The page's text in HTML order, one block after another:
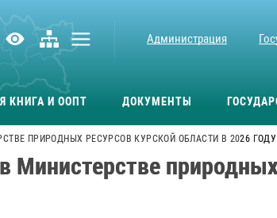
Администрация
КНИГА И ООПТ ДОКУМЕНТЫ
ПРИРОДНЫХ РЕСУРСОВ КУРСКОЙ ОБЛАСТИ В 2026 ГОДУ
Министерстве